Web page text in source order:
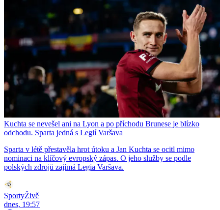
Kuchta se nevešel ani na Lyon a po příchodu Brunese je blízko
odchodu. Sparta jedná s Legií Varšava
Sparta v létě přestavěla hrot útoku a Jan Kuchta se ocitl mimo
nominaci na klíčový evropský zápas. O jeho služby se podle
polských zdrojů zajímá Legia Varšava.
SportyŽivě
dnes, 19:57